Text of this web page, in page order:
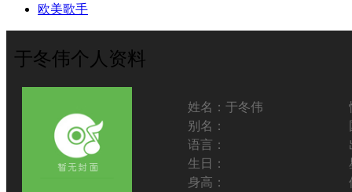
欧美歌手
于冬伟个人资料
姓名： 于冬伟
别名：
语言：
生日：
身高：